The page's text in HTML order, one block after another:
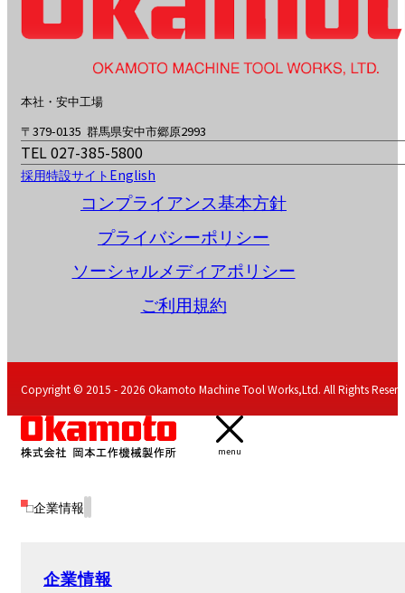
本社・安中工場
〒379-0135 群馬県安中市郷原2993
TEL 027-385-5800
採用特設サイト English
コンプライアンス基本方針
プライバシーポリシー
ソーシャルメディアポリシー
ご利用規約
Copyright © 2015 - 2026 Okamoto Machine Tool Works,Ltd. All Rights
menu
企業情報
企業情報